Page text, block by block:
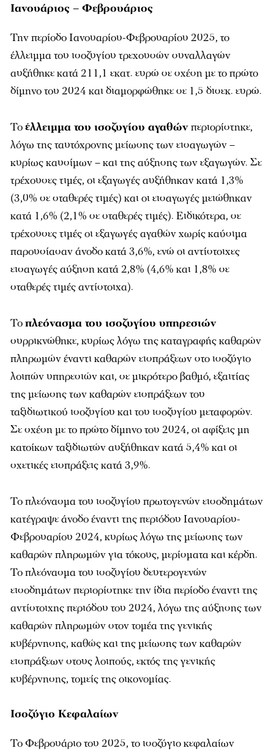
Ιανουάριος – Φεβρουάριος
Την περίοδο Ιανουαρίου-Φεβρουαρίου 2025, το
έλλειμμα του ισοζυγίου τρεχουσών συναλλαγών
αυξήθηκε κατά 211,1 εκατ. ευρώ σε σχέση με το πρώτο
δίμηνο του 2024 και διαμορφώθηκε σε 1,5 δισεκ. ευρώ.
Τοέλλειμμα του ισοζυγίου αγαθώνπεριορίστηκε,
λόγω της ταυτόχρονης μείωσης των εισαγωγών –
κυρίως καυσίμων – και της αύξησης των εξαγωγών. Σε
τρέχουσες τιμές, οι εξαγωγές αυξήθηκαν κατά 1,3%
(3,0% σε σταθερές τιμές) και οι εισαγωγές μειώθηκαν
κατά 1,6% (2,1% σε σταθερές τιμές). Ειδικότερα, σε
τρέχουσες τιμές οι εξαγωγές αγαθών χωρίς καύσιμα
παρουσίασαν άνοδο κατά 3,6%, ενώ οι αντίστοιχες
εισαγωγές αύξηση κατά 2,8% (4,6% και 1,8% σε
σταθερές τιμές αντίστοιχα).
Τοπλεόνασμα του ισοζυγίου υπηρεσιών
συρρικνώθηκε, κυρίως λόγω της καταγραφής καθαρών
πληρωμών έναντι καθαρών εισπράξεων στο ισοζύγιο
λοιπών υπηρεσιών και, σε μικρότερο βαθμό, εξαιτίας
της μείωσης των καθαρών εισπράξεων του
ταξιδιωτικού ισοζυγίου και του ισοζυγίου μεταφορών.
Σε σχέση με το πρώτο δίμηνο του 2024, οι αφίξεις μη
κατοίκων ταξιδιωτών αυξήθηκαν κατά 5,4% και οι
σχετικές εισπράξεις κατά 3,9%.
Το πλεόνασμα του ισοζυγίου πρωτογενών εισοδημάτων
κατέγραψε άνοδο έναντι της περιόδου Ιανουαρίου-
Φεβρουαρίου 2024, κυρίως λόγω της μείωσης των
καθαρών πληρωμών για τόκους, μερίσματα και κέρδη.
Το πλεόνασμα του ισοζυγίου δευτερογενών
εισοδημάτων περιορίστηκε την ίδια περίοδο έναντι της
αντίστοιχης περιόδου του 2024, λόγω της αύξησης των
καθαρών πληρωμών στον τομέα της γενικής
κυβέρνησης, καθώς και της μείωσης των καθαρών
εισπράξεων στους λοιπούς, εκτός της γενικής
κυβέρνησης, τομείς της οικονομίας.
Ισοζύγιο Κεφαλαίων
Το Φεβρουάριο του 2025, το ισοζύγιο κεφαλαίων